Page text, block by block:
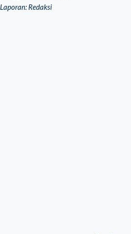
Laporan: Redaksi